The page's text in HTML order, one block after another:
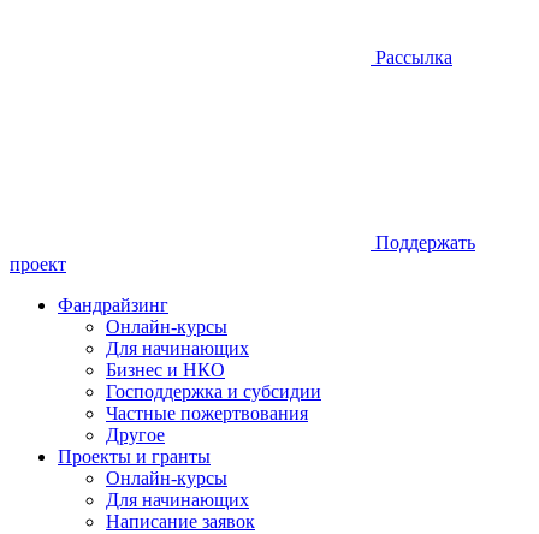
Рассылка
Поддержать
проект
Фандрайзинг
Онлайн-курсы
Для начинающих
Бизнес и НКО
Господдержка и субсидии
Частные пожертвования
Другое
Проекты и гранты
Онлайн-курсы
Для начинающих
Написание заявок